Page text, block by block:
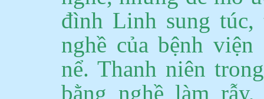
đình Linh sung
nghề của bệnh
nể. Thanh niên
bằng nghề làm